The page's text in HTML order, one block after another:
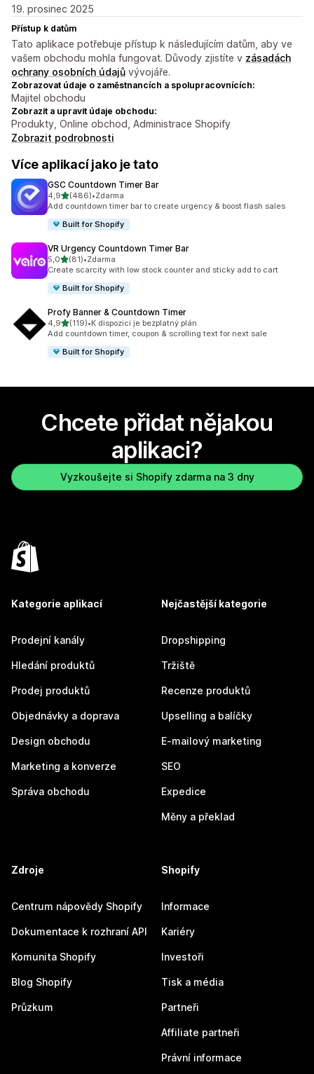
19. prosinec 2025
Přístup k datům
Tato aplikace potřebuje přístup k následujícím datům, aby ve
vašem obchodu mohla fungovat. Důvody zjistíte v zásadách
ochrany osobních údajů vývojáře.
Zobrazovat údaje o zaměstnancích a spolupracovnících:
Majitel obchodu
Zobrazit a upravit údaje obchodu:
Produkty, Online obchod, Administrace Shopify
Zobrazit podrobnosti
Více aplikací jako je tato
GSC Countdown Timer Bar
4,9z 5 hvězd
(486)
Celkový počet recenzí: 486
•Zdarma
Add countdown timer bar to create urgency & boost flash sales
Built for Shopify
VR Urgency Countdown Timer Bar
5,0z 5 hvězd
(81)
Celkový počet recenzí: 81
•Zdarma
Create scarcity with low stock counter and sticky add to cart
Built for Shopify
Profy Banner & Countdown Timer
4,9z 5 hvězd
(119)
Celkový počet recenzí: 119
•K dispozici je bezplatný plán
Add countdown timer, coupon & scrolling text for next sale
Built for Shopify
Chcete přidat nějakou
aplikaci?
Vyzkoušejte si Shopify zdarma na 3 dny
Kategorie aplikací
Prodejní kanály
Hledání produktů
Prodej produktů
Objednávky a doprava
Design obchodu
Marketing a konverze
Správa obchodu
Nejčastější kategorie
Dropshipping
Tržiště
Recenze produktů
Upselling a balíčky
E-mailový marketing
SEO
Expedice
Měny a překlad
Zdroje
Centrum nápovědy Shopify
Dokumentace k rozhraní API
Komunita Shopify
Blog Shopify
Průzkum
Shopify
Informace
Kariéry
Investoři
Tisk a média
Partneři
Affiliate partneři
Právní informace